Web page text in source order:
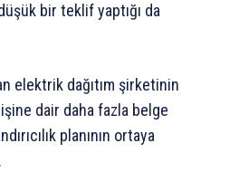
bir teklif yaptığı da
elektrik dağıtım şirketinin
dair daha fazla belge
planının ortaya